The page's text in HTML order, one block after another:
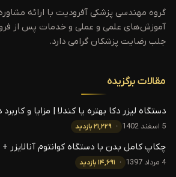
گروه مهندسی پزشکی آفرودیت با ارائه مشاوره
آموزش‌های علمی و عملی و خدمات پس از
جلب رضایت پزشکان گرامی دارد.
مقالات برگزیده
دستگاه لیزر دکا بهتره یا کندلا | مزایا و
5 اسفند 1402 ۲۱,۲۲۹ بازدید
چکاپ کامل بدن با دستگاه کوانتوم
4 مرداد 1397 ۱۴,۶۹۱ بازدید